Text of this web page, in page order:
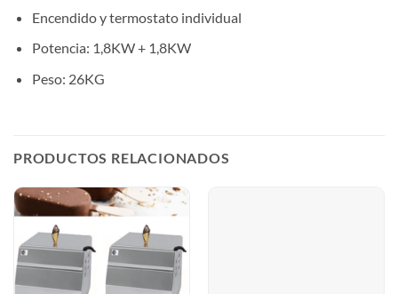
Encendido y termostato individual
Potencia: 1,8KW + 1,8KW
Peso: 26KG
PRODUCTOS RELACIONADOS